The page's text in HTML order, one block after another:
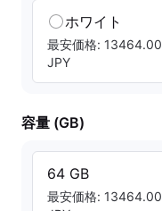
ホワイト
最安価格: 13464.00
JPY
容量 (GB)
64 GB
最安価格: 13464.00